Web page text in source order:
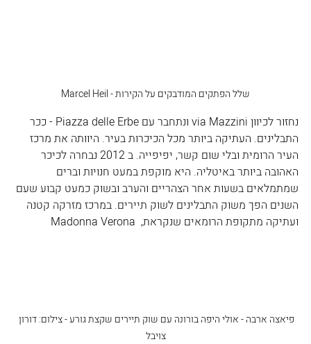
שלל הפתקים המודבקים על הקירות - Marcel Heil
נחזור לכיוון via Mazzini ונתחבר עם Piazza delle Erbe - ככר
התבלינים. העתיקה ביותר מכל הכיכרות בעיר. היוותה את מרכז
העיר הרומית ובלי שום קשר, יפיפייה. ב 2012 נבחרה לכיכר
האהובה ביותר באיטליה. היא מוקפת במעט חנויות וברים
שמתמלאים בשעות אחר הצהריים והערב ובשוק כמעט קבוע שעם
השנים הפך משוק התבלינים לשוק תיירים. במרכז מזרקה קטנה
ועתיקה מתקופת הרומאים שנקראת,  Madonna Verona
פיאצה ארבה - אולי היפה בורונה עם שוק תיירים שקצת גורע - צילום: דורון
צויבל